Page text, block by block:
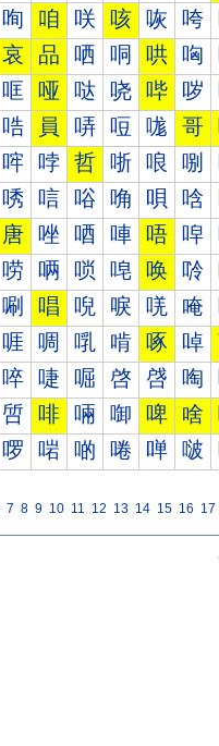
咰 咱 咲 咳 咴 咵
哀 品 哂 哃 哄 哅
哐 哑 哒 哓 哔 哕
哠 員 哢 哣 哤 哥
哰 哱 哲 哳 哴 哵
唀 唁 唂 唃 唄 唅
唐 唑 唒 唓 唔 唕
唠 唡 唢 唣 唤 唥
唰 唱 唲 唳 唴 唵
啀 啁 啂 啃 啄 啅
啐 啑 啒 啓 啔 啕
啠 啡 啢 啣 啤 啥
啰 啱 啲 啳 啴 啵
7 8 9 10 11 12 13 14 15 16 17